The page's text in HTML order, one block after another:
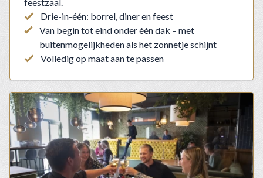
Drie-in-één: borrel, diner en feest
Van begin tot eind onder één dak – met
buitenmogelijkheden als het zonnetje schijnt
Volledig op maat aan te passen